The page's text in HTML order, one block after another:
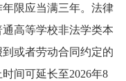
限应当满三年。法律
高等学校非法学类本
或者劳动合同约定的
间可延长至2026年8